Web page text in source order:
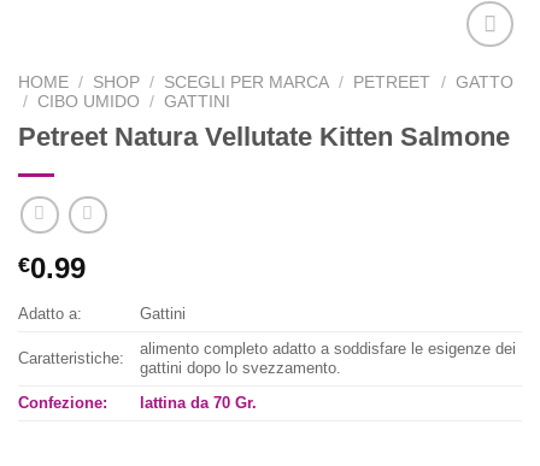
alla lista
HOME / SHOP / SCEGLI PER MARCA / PETREET / GATTO
/ CIBO UMIDO / GATTINI
Petreet Natura Vellutate Kitten Salmone
€0.99
Adatto a: Gattini
Caratteristiche:
alimento completo adatto a soddisfare le esigenze dei
gattini dopo lo svezzamento.
Confezione:
lattina da 70 Gr.